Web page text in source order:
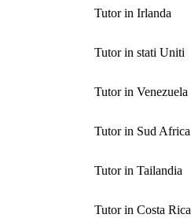
Tutor in Irlanda
Tutor in stati Uniti
Tutor in Venezuela
Tutor in Sud Africa
Tutor in Tailandia
Tutor in Costa Rica